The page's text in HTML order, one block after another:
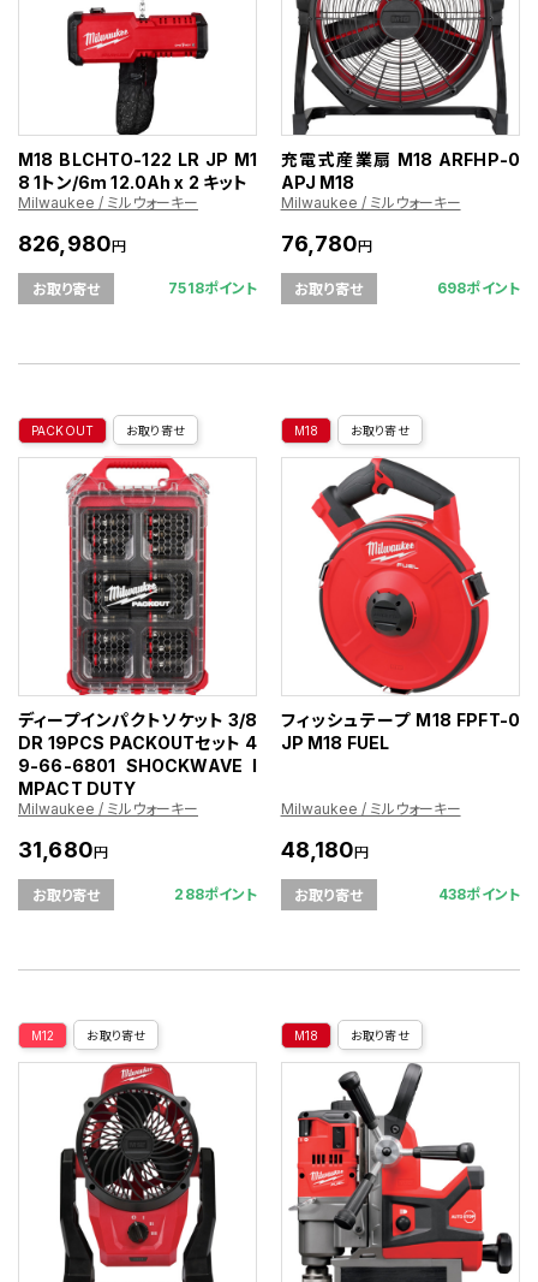
M18 BLCHTO-122 LR JP M1
8 1トン/6m 12.0Ah x 2 キット
Milwaukee / ミルウォーキー
826,980円
お取り寄せ 7518ポイント
充電式産業扇 M18 ARFHP-0
APJ M18
Milwaukee / ミルウォーキー
76,780円
お取り寄せ 698ポイント
PACKOUT お取り寄せ
ディープインパクトソケット 3/8
DR 19PCS PACKOUTセット 4
9-66-6801 SHOCKWAVE I
MPACT DUTY
Milwaukee / ミルウォーキー
31,680円
お取り寄せ 288ポイント
M18 お取り寄せ
フィッシュテープ M18 FPFT-0
JP M18 FUEL
Milwaukee / ミルウォーキー
48,180円
お取り寄せ 438ポイント
M12 お取り寄せ M18 お取り寄せ